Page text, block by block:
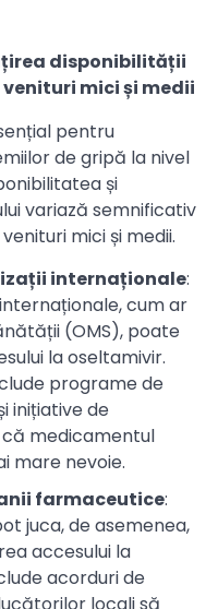
disponibilității
mici și medii
pentru
de gripă la nivel
și
variază semnificativ
mici și medii.
internaționale:
cum ar
(OMS), poate
la oseltamivir.
programe de
inițiative de
medicamentul
mare nevoie.
farmaceutice:
juca, de asemenea,
accesului la
acorduri de
locali să